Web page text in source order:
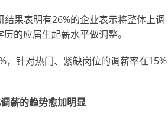
果表明有26%的企业表示将整体上调
的应届生起薪水平做调整。
，针对热门、紧缺岗位的调薪率在15%
薪的趋势愈加明显